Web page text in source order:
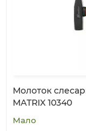
Молоток
MATRIX 10340
Мало